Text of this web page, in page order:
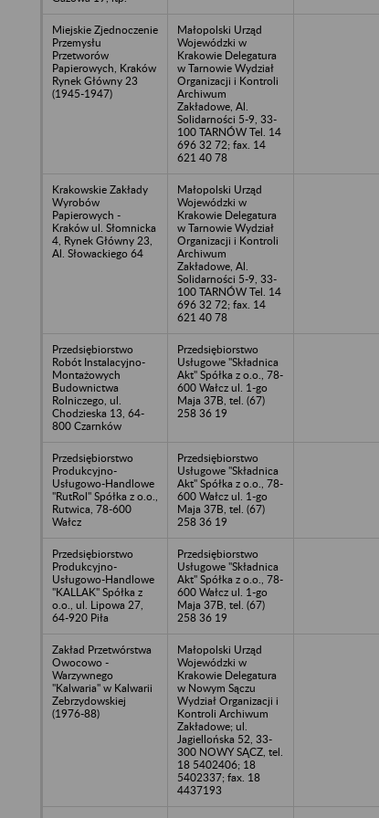
Miejskie Zjednoczenie
Przemysłu
Przetworów
Papierowych, Kraków
Rynek Główny 23
(1945-1947)
Małopolski Urząd
Wojewódzki w
Krakowie Delegatura
w Tarnowie Wydział
Organizacji i Kontroli
Archiwum
Zakładowe, Al.
Solidarności 5-9, 33-
100 TARNÓW Tel. 14
696 32 72; fax. 14
621 40 78
Krakowskie Zakłady
Wyrobów
Papierowych -
Kraków ul. Słomnicka
4, Rynek Główny 23,
Al. Słowackiego 64
Małopolski Urząd
Wojewódzki w
Krakowie Delegatura
w Tarnowie Wydział
Organizacji i Kontroli
Archiwum
Zakładowe, Al.
Solidarności 5-9, 33-
100 TARNÓW Tel. 14
696 32 72; fax. 14
621 40 78
Przedsiębiorstwo
Robót Instalacyjno-
Montażowych
Budownictwa
Rolniczego, ul.
Chodzieska 13, 64-
800 Czarnków
Przedsiębiorstwo
Usługowe "Składnica
Akt" Spółka z o.o., 78-
600 Wałcz ul. 1-go
Maja 37B, tel. (67)
258 36 19
Przedsiębiorstwo
Produkcyjno-
Usługowo-Handlowe
"RutRol" Spółka z o.o.,
Rutwica, 78-600
Wałcz
Przedsiębiorstwo
Usługowe "Składnica
Akt" Spółka z o.o., 78-
600 Wałcz ul. 1-go
Maja 37B, tel. (67)
258 36 19
Przedsiębiorstwo
Produkcyjno-
Usługowo-Handlowe
"KALLAK" Spółka z
o.o., ul. Lipowa 27,
64-920 Piła
Przedsiębiorstwo
Usługowe "Składnica
Akt" Spółka z o.o., 78-
600 Wałcz ul. 1-go
Maja 37B, tel. (67)
258 36 19
Zakład Przetwórstwa
Owocowo -
Warzywnego
"Kalwaria" w Kalwarii
Zebrzydowskiej
(1976-88)
Małopolski Urząd
Wojewódzki w
Krakowie Delegatura
w Nowym Sączu
Wydział Organizacji i
Kontroli Archiwum
Zakładowe; ul.
Jagiellońska 52, 33-
300 NOWY SĄCZ, tel.
18 5402406; 18
5402337; fax. 18
4437193